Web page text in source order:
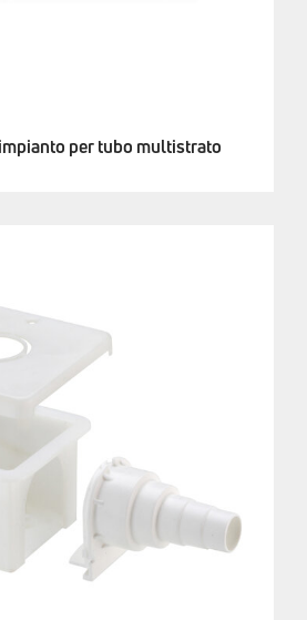
per tubo multistrato